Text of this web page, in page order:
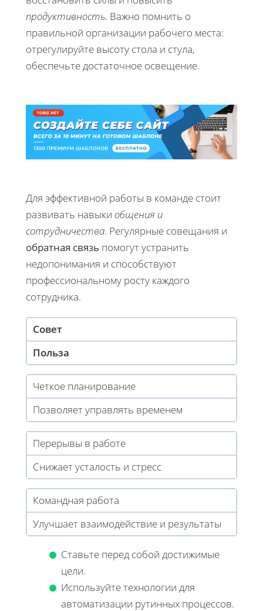
продуктивность. Важно помнить о
правильной организации рабочего места:
отрегулируйте высоту стола и стула,
обеспечьте достаточное освещение.
Для эффективной работы в команде стоит
развивать навыки общения и
сотрудничества. Регулярные совещания и
обратная связь помогут устранить
недопонимания и способствуют
профессиональному росту каждого
сотрудника.
Совет
Польза
Четкое планирование
Позволяет управлять временем
Перерывы в работе
Снижает усталость и стресс
Командная работа
Улучшает взаимодействие и результаты
Ставьте перед собой достижимые
цели.
Используйте технологии для
автоматизации рутинных процессов.